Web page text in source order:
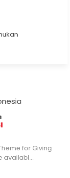
for Giving
availabl…